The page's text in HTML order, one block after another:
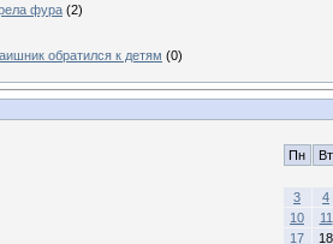
фура (2)
обратился к детям (0)
Пн Вт
3
4
10
11
17
18